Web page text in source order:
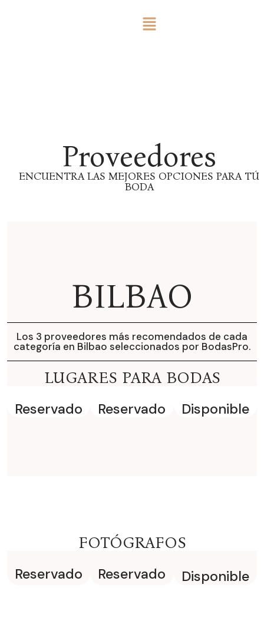
Proveedores
ENCUENTRA LAS MEJORES OPCIONES PARA TÚ
BODA
BILBAO
Los 3 proveedores más recomendados de cada
categoría en Bilbao seleccionados por BodasPro.
LUGARES PARA BODAS
Reservado Reservado Disponible
FOTÓGRAFOS
Reservado Reservado Disponible